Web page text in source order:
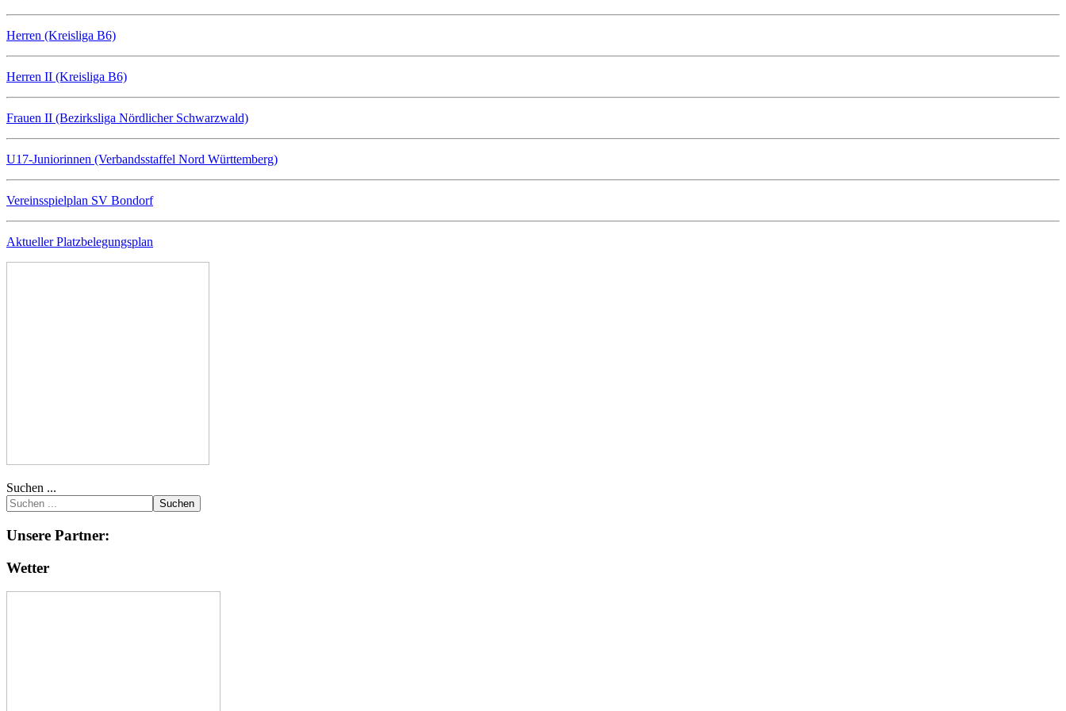
Herren (Kreisliga B6)
Herren II (Kreisliga B6)
Frauen II (Bezirksliga Nördlicher Schwarzwald)
U17-Juniorinnen (Verbandsstaffel Nord Württemberg)
Vereinsspielplan SV Bondorf
Aktueller Platzbelegungsplan
Suchen ...
Suchen
Unsere Partner:
Wetter